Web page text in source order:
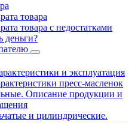
товара
товара с недостатками
деньги?
и эксплуатация
пресс‑масленок
Описание продукции и
и цилиндрические.